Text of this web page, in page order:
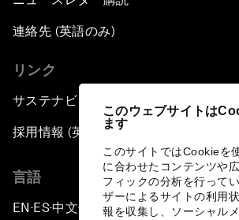
このウェブサイトは
ます
このサイトではCookieを
に合わせたコンテンツや
フィックの分析を行って
ザーによるサイトの利用
報を収集し、ソーシャル
連絡先 (英語のみ)
リンク
サステナビリティへの取り組み
採用情報 (英語のみ)
言語
EN ▪ES▪中文▪ 日本語